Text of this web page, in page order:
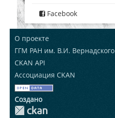
Facebook
О проекте
ГГМ РАН им. В.И. Вернадского
CKAN API
Ассоциация CKAN
Создано